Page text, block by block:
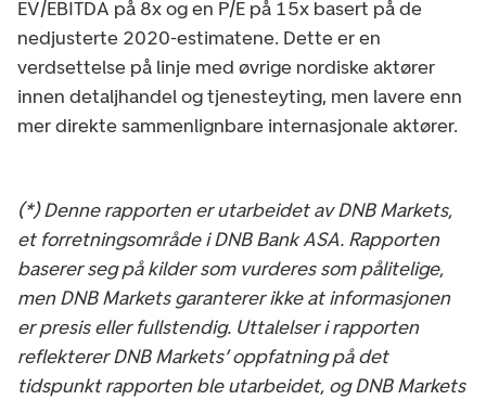
EV/EBITDA på 8x og en P/E på 15x basert på de
nedjusterte 2020-estimatene. Dette er en
verdsettelse på linje med øvrige nordiske aktører
innen detaljhandel og tjenesteyting, men lavere enn
mer direkte sammenlignbare internasjonale aktører.
(*) Denne rapporten er utarbeidet av DNB Markets,
et forretningsområde i DNB Bank ASA. Rapporten
baserer seg på kilder som vurderes som pålitelige,
men DNB Markets garanterer ikke at informasjonen
er presis eller fullstendig. Uttalelser i rapporten
reflekterer DNB Markets’ oppfatning på det
tidspunkt rapporten ble utarbeidet, og DNB Markets